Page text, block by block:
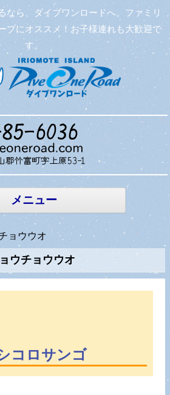
なら、ダイブワンロードへ。ファミリ
プにオススメ！お子様連れも大歓迎で
す。
メニュー
コンテン
ョウウオ
ウチョウウオ
コロサンゴ